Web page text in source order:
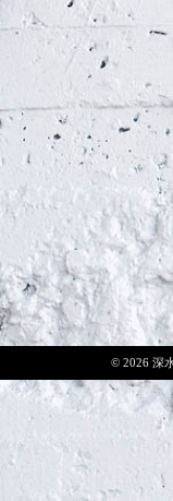
© 2026 深